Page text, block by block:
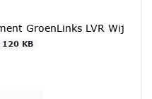
GroenLinks LVR Wij
120 KB